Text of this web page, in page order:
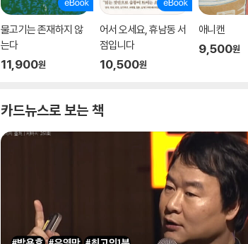
물고기는 존재하지 않
는다
11,900원
어서 오세요, 휴남동 서
점입니다
10,500원
애니캔
9,500원
카드뉴스로 보는 책